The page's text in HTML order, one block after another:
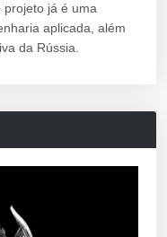
já é uma
aplicada, além
da Rússia.